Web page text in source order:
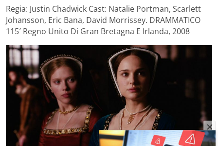
Regia: Justin Chadwick Cast: Natalie Portman, Scarlett
Johansson, Eric Bana, David Morrissey. DRAMMATICO
115′ Regno Unito Di Gran Bretagna E Irlanda, 2008